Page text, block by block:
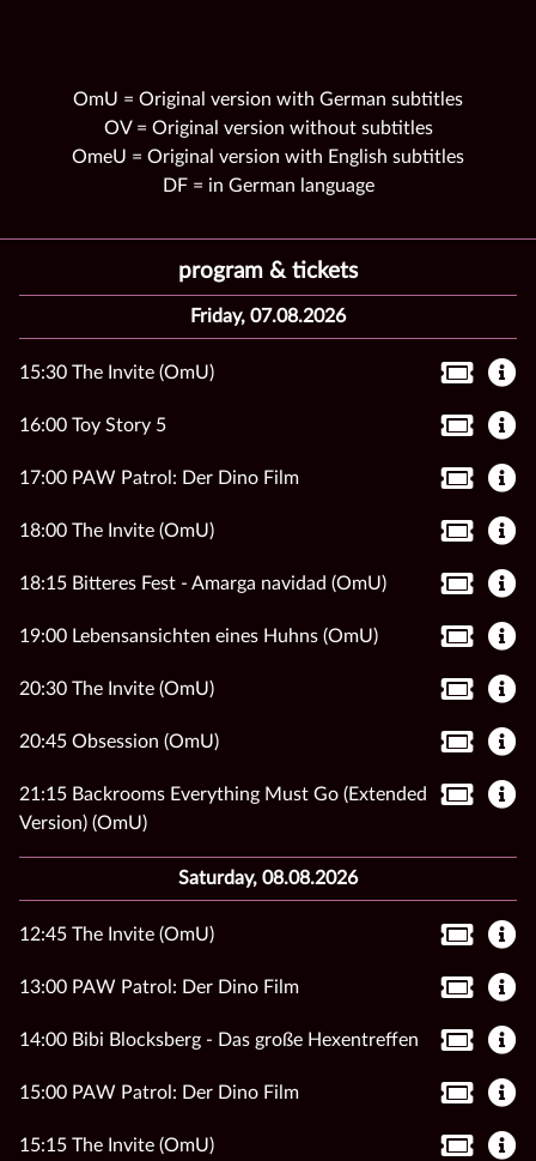
OmU = Original version with German subtitles
OV = Original version without subtitles
OmeU = Original version with English subtitles
DF = in German language
program & tickets
Friday, 07.08.2026
15:30 The Invite (OmU)
16:00 Toy Story 5
17:00 PAW Patrol: Der Dino Film
18:00 The Invite (OmU)
18:15 Bitteres Fest - Amarga navidad (OmU)
19:00 Lebensansichten eines Huhns (OmU)
20:30 The Invite (OmU)
20:45 Obsession (OmU)
21:15 Backrooms Everything Must Go (Extended
Version) (OmU)
Saturday, 08.08.2026
12:45 The Invite (OmU)
13:00 PAW Patrol: Der Dino Film
14:00 Bibi Blocksberg - Das große Hexentreffen
15:00 PAW Patrol: Der Dino Film
15:15 The Invite (OmU)